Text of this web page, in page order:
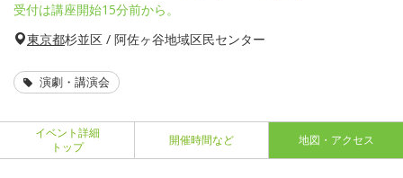
受付は講座開始15分前から。
東京都杉並区 / 阿佐ヶ谷地域区民センター
演劇・講演会
イベント詳細
トップ
開催時間など 地図・アクセス